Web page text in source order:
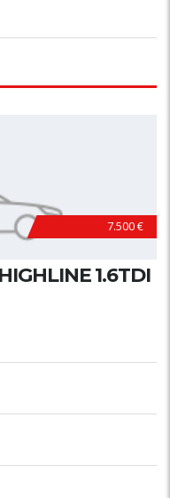
7.500 €
1.6TDI